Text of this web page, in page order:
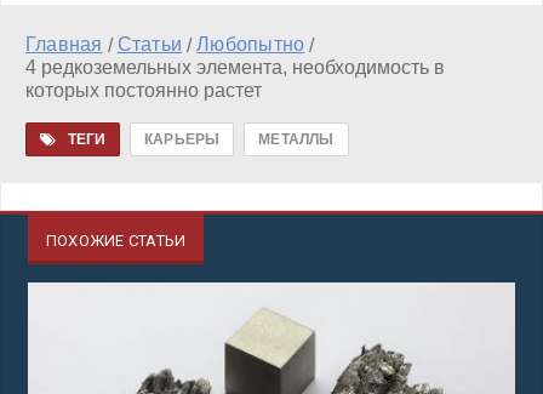
Главная / Статьи /Любопытно /
4 редкоземельных элемента, необходимость в
которых постоянно растет
ТЕГИ КАРЬЕРЫ МЕТАЛЛЫ
ПОХОЖИЕ СТАТЬИ